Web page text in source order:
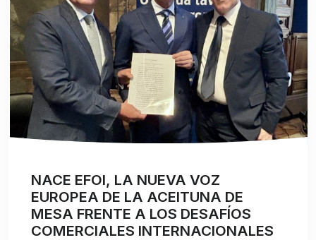
NACE EFOI, LA NUEVA VOZ
EUROPEA DE LA ACEITUNA DE
MESA FRENTE A LOS DESAFÍOS
COMERCIALES INTERNACIONALES